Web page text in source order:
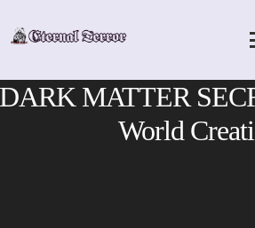
DARK MATTER
World